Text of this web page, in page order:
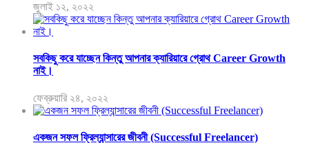
জুলাই ১২, ২০২২
সবকিছু করে যাচ্ছেন কিন্তু আপনার ক্যারিয়ারে গ্রোথ Career Growth
নাই।
ফেব্রুয়ারি ২৪, ২০২২
একজন সফল ফ্রিল্যান্সারের জীবনী (Successful Freelancer)